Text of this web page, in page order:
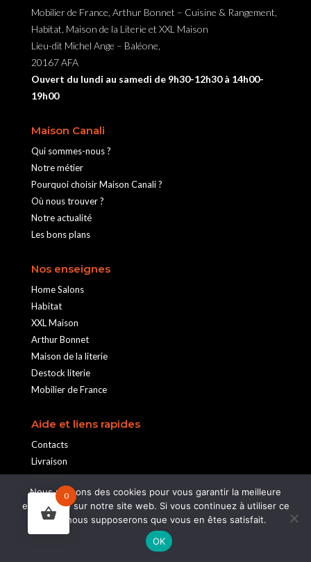
Mobilier de France, Arthur Bonnet – Cuisine & Rangement,
Habitat, Maison de la Literie et XXL Maison
Lieu-dit Michel Ange – Baléone,
20167 AFA
Ouvert du lundi au samedi de 9h30-12h30 à 14h00-
19h00
Maison Canali
Qui sommes-nous ?
Notre métier
Pourquoi choisir Maison Canali ?
Où nous trouver ?
Notre actualité
Les bons plans
Nos enseignes
Home Salons
Habitat
XXL Maison
Arthur Bonnet
Maison de la literie
Destock literie
Mobilier de France
Aide et liens rapides
Contacts
Livraison
Pose et installation
Retours
Service après-vente
Nos guides d’achat
0
Nous utilisons des cookies pour vous garantir la meilleure
expérience sur notre site web. Si vous continuez à utiliser ce
site, nous supposerons que vous en êtes satisfait.
OK